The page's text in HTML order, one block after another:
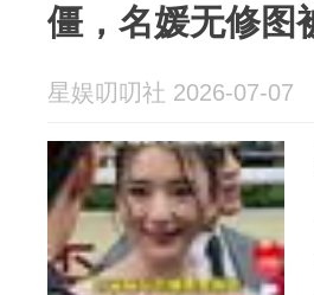
僵，名媛无修图
星娱叨叨社 2026-07-07